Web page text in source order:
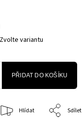
Zvolte variantu
PŘIDAT DO KOŠÍKU
Hlídat Sdílet